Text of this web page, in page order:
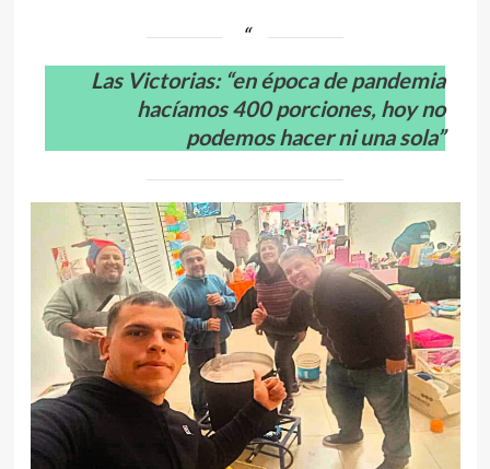
Las Victorias: “en época de pandemia
hacíamos 400 porciones, hoy no
podemos hacer ni una sola”